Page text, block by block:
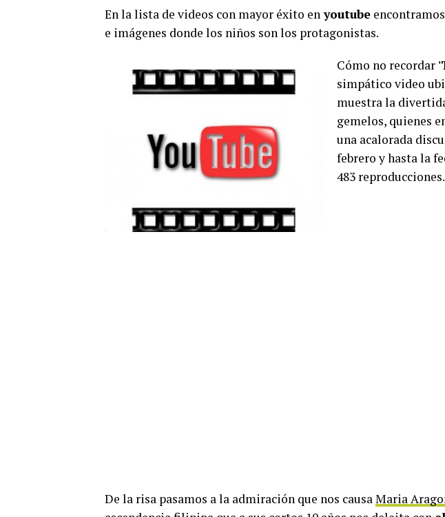
En la lista de videos con mayor éxito enyoutube
e imágenes donde los niños son los protagonistas.
Cómo no recordar
simpático video
muestra la
gemelos, quienes
una acalorada
febrero y hasta la
483 reproducciones.
De la risa pasamos a la admiración que nos causaMaria